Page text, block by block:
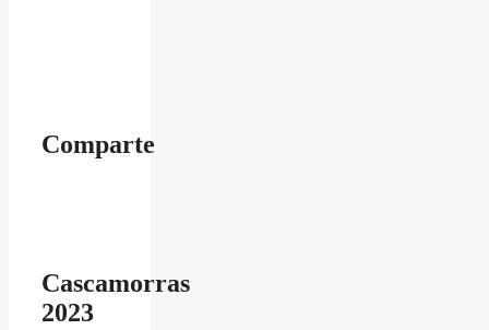
Comparte
Cascamorras
2023